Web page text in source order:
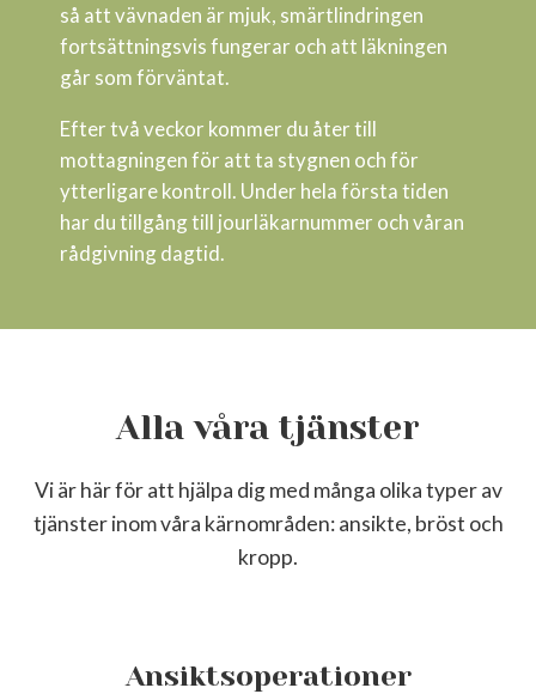
så att vävnaden är mjuk, smärtlindringen
fortsättningsvis fungerar och att läkningen
går som förväntat.
Efter två veckor kommer du åter till
mottagningen för att ta stygnen och för
ytterligare kontroll. Under hela första tiden
har du tillgång till jourläkarnummer och våran
rådgivning dagtid.
Alla våra tjänster
Vi är här för att hjälpa dig med många olika typer av
tjänster inom våra kärnområden: ansikte, bröst och
kropp.
Ansiktsoperationer